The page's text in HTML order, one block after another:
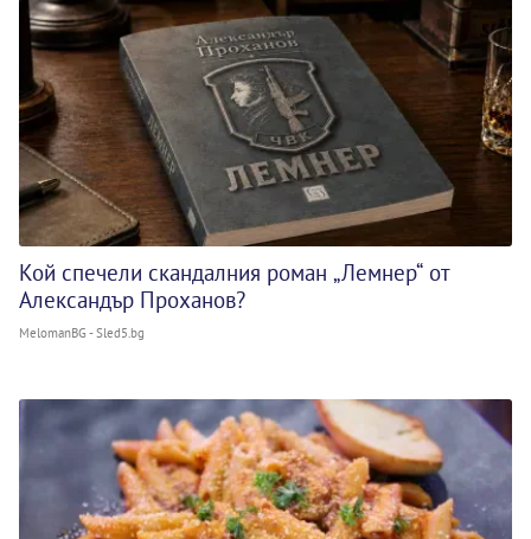
Кой спечели скандалния роман „Лемнер“ от
Александър Проханов?
MelomanBG - Sled5.bg